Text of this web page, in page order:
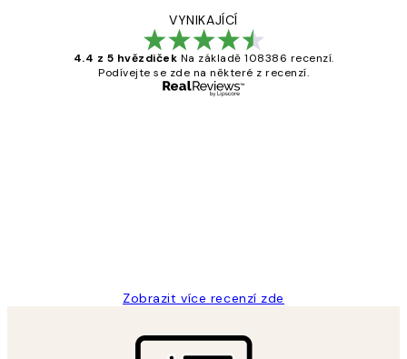
VYNIKAJÍCÍ
4.4 z 5 hvězdiček Na základě 108386 recenzí.
Podívejte se zde na některé z recenzí.
Zobrazit více recenzí zde